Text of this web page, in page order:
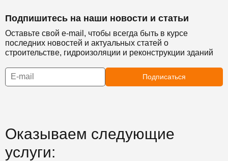
Подпишитесь на наши новости и статьи
Оставьте свой e-mail, чтобы всегда быть в курсе
последних новостей и актуальных статей о
строительстве, гидроизоляции и реконструкции зданий
Подписаться
Оказываем следующие
услуги: